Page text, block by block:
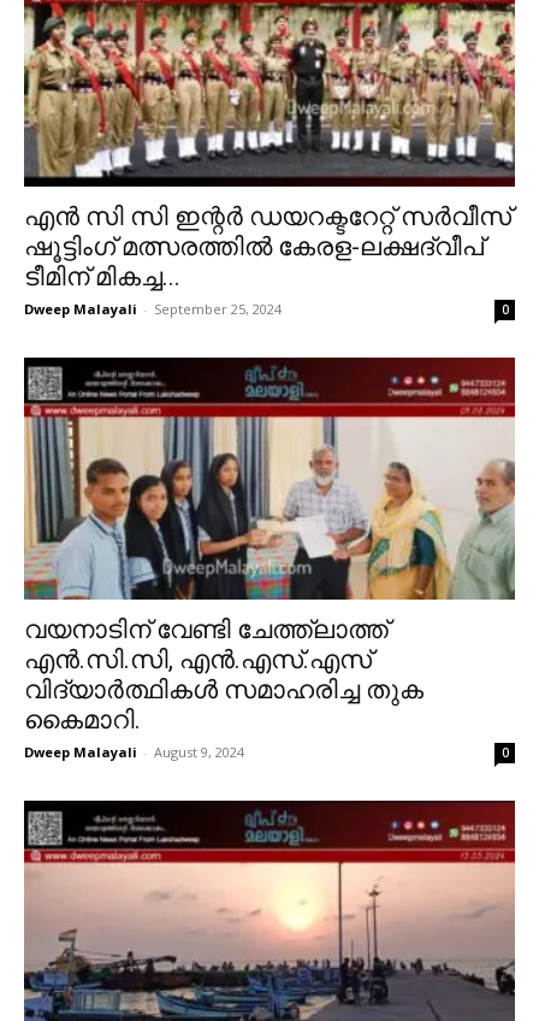
എൻ സി സി ഇന്റർ ഡയറക്ടറേറ്റ് സർവീസ്
ഷൂട്ടിംഗ് മത്സരത്തിൽ കേരള-ലക്ഷദ്വീപ്
ടീമിന് മികച്ച...
Dweep Malayali - September 25, 2024 0
വയനാടിന് വേണ്ടി ചേത്ത്ലാത്ത്
എൻ.സി.സി, എൻ.എസ്.എസ്
വിദ്യാർത്ഥികൾ സമാഹരിച്ച തുക
കൈമാറി.
Dweep Malayali - August 9, 2024 0